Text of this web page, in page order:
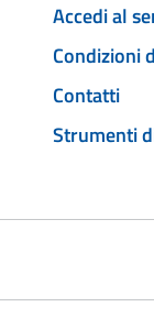
Accedi al
Condizioni
Contatti
Strumenti